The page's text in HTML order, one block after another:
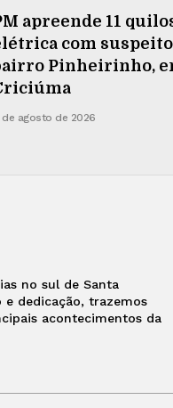
apreende 11
com
Pinheirinho,
de agosto de 2026
no sul de Santa
e dedicação, trazemos
acontecimentos da